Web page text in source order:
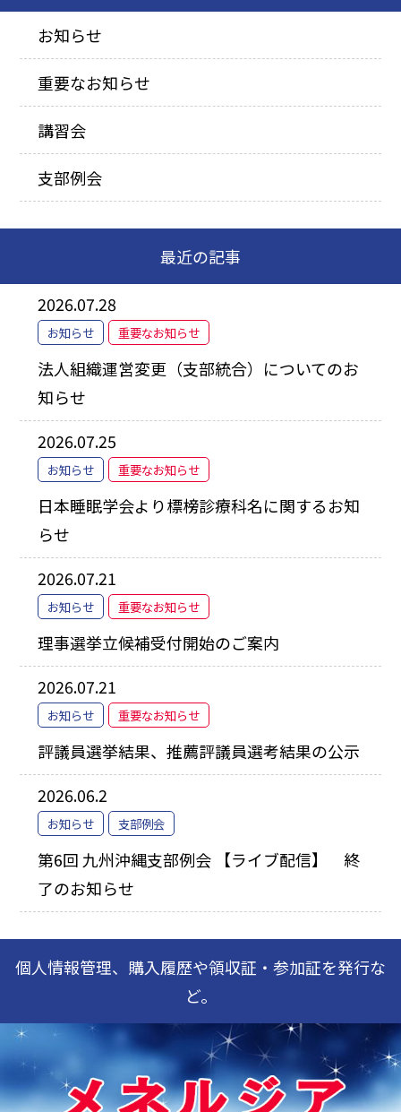
お知らせ
重要なお知らせ
講習会
支部例会
最近の記事
2026.07.28
お知らせ 重要なお知らせ
法人組織運営変更（支部統合）についてのお
知らせ
2026.07.25
お知らせ 重要なお知らせ
日本睡眠学会より標榜診療科名に関するお知
らせ
2026.07.21
お知らせ 重要なお知らせ
理事選挙立候補受付開始のご案内
2026.07.21
お知らせ 重要なお知らせ
評議員選挙結果、推薦評議員選考結果の公示
2026.06.2
お知らせ 支部例会
第6回 九州沖縄支部例会 【ライブ配信】 終
了のお知らせ
個人情報管理、購入履歴や領収証・参加証を発行な
ど。